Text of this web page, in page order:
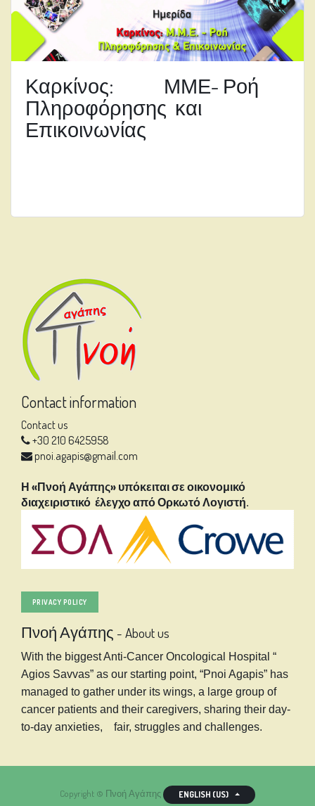
Καρκίνος: ΜΜΕ- Ροή
Πληροφόρησης και
Επικοινωνίας
Contact information
Contact us
+30 210 6425958
pnoi.agapis@gmail.com
Η «Πνοή Αγάπης» υπόκειται σε οικονομικό
διαχειριστικό έλεγχο από Ορκωτό Λογιστή.
PRIVACY POLICY
Πνοή Αγάπης - About us
With the biggest Anti-Cancer Oncological Hospital “
Agios Savvas” as our starting point, “Pnoi Agapis” has
managed to gather under its wings, a large group of
cancer patients and their caregivers, sharing their day-
to-day anxieties, fair, struggles and challenges.
Copyright © Πνοή Αγάπης ENGLISH (US)